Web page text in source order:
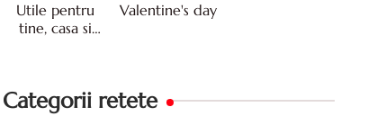
Utile pentru
tine, casa si
Valentine's day
Categorii retete